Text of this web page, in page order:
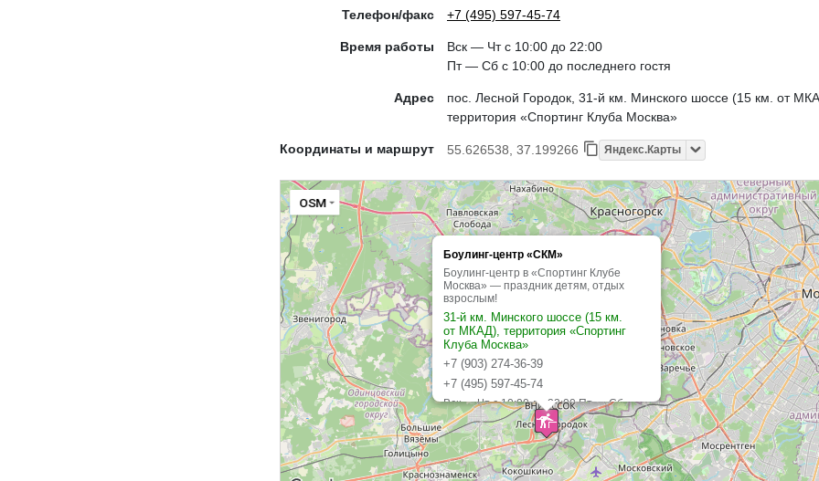
Телефон/факс +7 (495) 597-45-74
Время работы
Вск — Чт с 10:00 до 22:00
Пт — Сб с 10:00 до последнего гостя
Адрес
пос. Лесной Городок, 31-й км. Минского шоссе (15 км. от
территория «Спортинг Клуба Москва»
Координаты и маршрут 55.626538, 37.199266 Яндекс.Карты
Боулинг-центр «СКМ»
Боулинг-центр в «Спортинг Клубе
Москва» — праздник детям, отдых
взрослым!
31-й км. Минского шоссе (15 км.
от МКАД), территория «Спортинг
Клуба Москва»
+7 (903) 274-36-39
+7 (495) 597-45-74
Вск — Чт с 10:00 до 22:00 Пт — Сб
с 10:00 до последнего гостя
OSM